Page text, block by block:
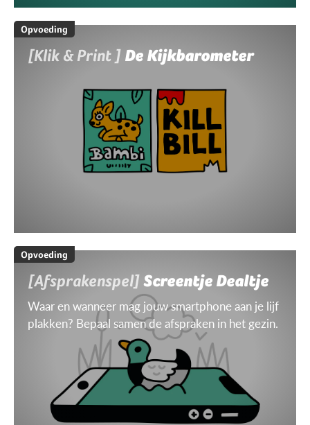
Opvoeding
[Klik & Print ] De Kijkbarometer
Opvoeding
[Afsprakenspel]Screentje Dealtje
Waar en wanneer mag jouw smartphone aan je lijf
plakken? Bepaal samen de afspraken in het gezin.